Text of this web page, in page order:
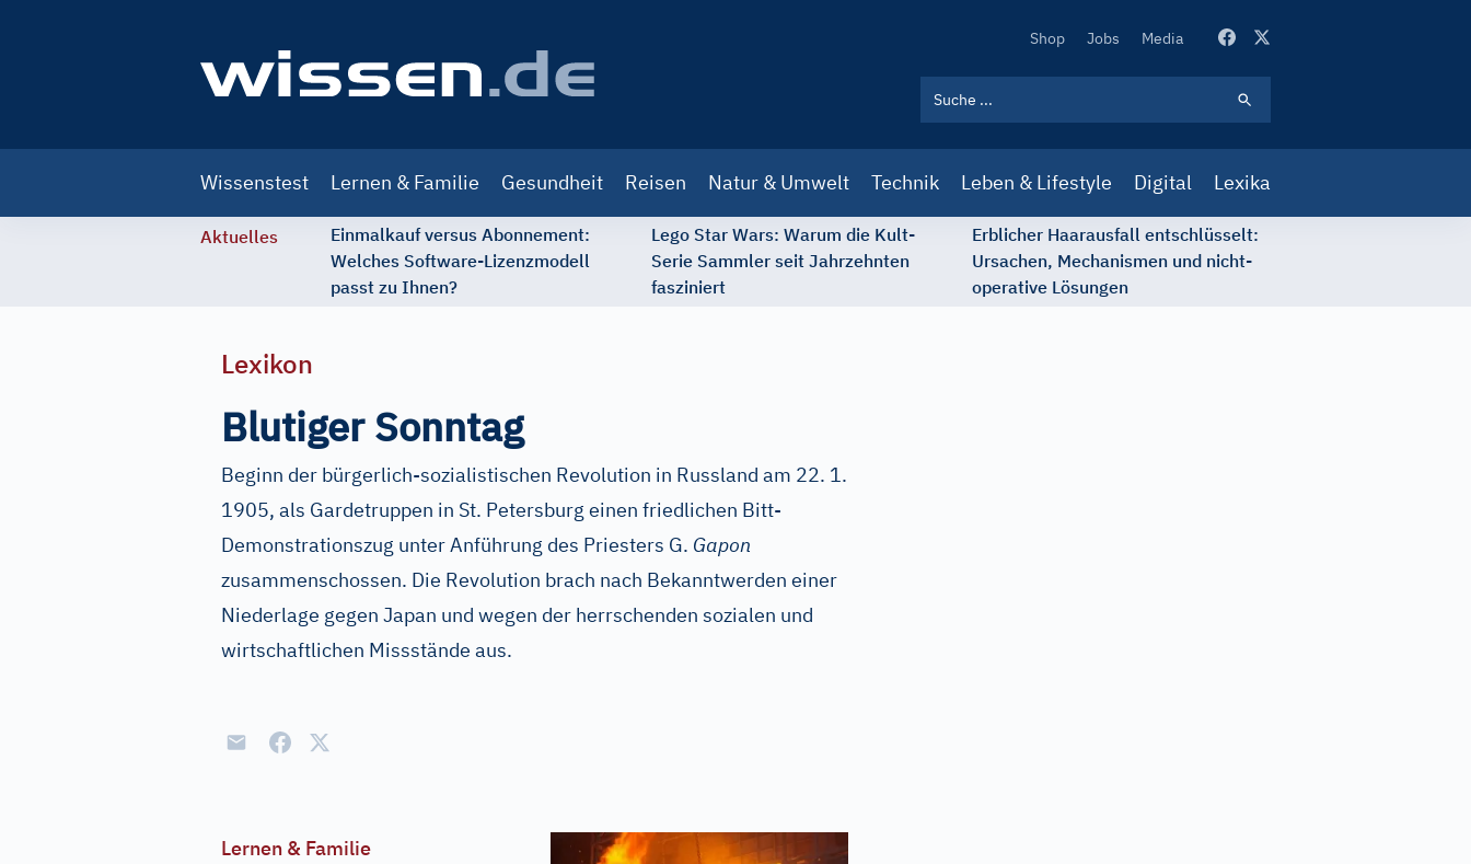
Secondary
Shop Jobs Media
navigation
Wissenstest Lernen & Familie Gesundheit Reisen Natur & Umwelt Technik Leben & Lifestyle Digital Lexika
Aktuelles
Einmalkauf versus Abonnement:
Welches Software-Lizenzmodell
passt zu Ihnen?
Lego Star Wars: Warum die Kult-
Serie Sammler seit Jahrzehnten
fasziniert
Erblicher Haarausfall entschlüsselt:
Ursachen, Mechanismen und nicht-
operative Lösungen
Lexikon
Blutiger Sonntag
Beginn der bürgerlich-sozialistischen Revolution in Russland am 22. 1.
1905, als Gardetruppen in St. Petersburg einen friedlichen Bitt-
Demonstrationszug unter Anführung des Priesters G. Gapon
zusammenschossen. Die Revolution brach nach Bekanntwerden einer
Niederlage gegen Japan und wegen der herrschenden sozialen und
wirtschaftlichen Missstände aus.
Lernen & Familie